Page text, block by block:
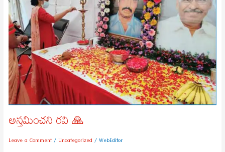
అస్తమించని రవి 🙏
Leave a Comment/ Uncategorized /WebEditor